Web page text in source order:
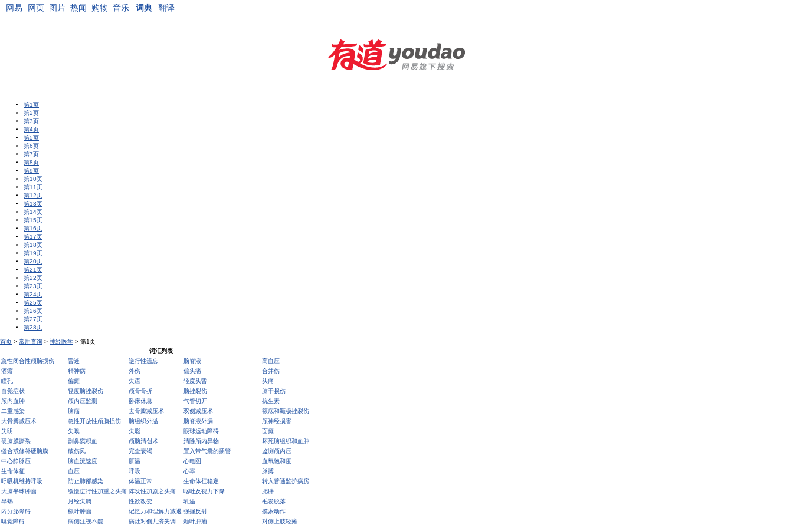
网易 网页 图片 热闻 购物 音乐 词典 翻译
第1页
第2页
第3页
第4页
第5页
第6页
第7页
第8页
第9页
第10页
第11页
第12页
第13页
第14页
第15页
第16页
第17页
第18页
第19页
第20页
第21页
第22页
第23页
第24页
第25页
第26页
第27页
第28页
首页 > 常用查询 > 神经医学 > 第1页
词汇列表
急性闭合性颅脑损伤
昏迷 逆行性遗忘 脑脊液
高血压
酒癖
精神病 外伤 偏头痛
合并伤
瞳孔
偏瘫 失语 轻度头昏
头痛
自觉症状
轻度脑挫裂伤 颅骨骨折 脑挫裂伤
脑干损伤
颅内血肿
颅内压监测 卧床休息 气管切开
抗生素
二重感染
脑疝 去骨瓣减压术 双侧减压术
额底和颞极挫裂伤
大骨瓣减压术
急性开放性颅脑损伤 脑组织外溢 脑脊液外漏
颅神经损害
失明
失嗅 失聪 眼球运动障碍
面瘫
硬脑膜撕裂
副鼻窦积血 颅脑清创术 清除颅内异物
坏死脑组织和血肿
缝合或修补硬脑膜
破伤风 完全衰竭 置入带气囊的插管
监测颅内压
中心静脉压
脑血流速度 肛温 心电图
血氧饱和度
生命体征
血压 呼吸 心率
脉搏
呼吸机维持呼吸
防止肺部感染 体温正常 生命体征稳定
转入普通监护病房
大脑半球肿瘤
缓慢进行性加重之头痛 阵发性加剧之头痛 呕吐及视力下降
肥胖
早熟
月经失调 性欲改变 乳溢
毛发脱落
内分泌障碍
额叶肿瘤 记忆力和理解力减退 强握反射
摸索动作
嗅觉障碍
病侧注视不能 病灶对侧共济失调 颞叶肿瘤 对侧上肢轻瘫